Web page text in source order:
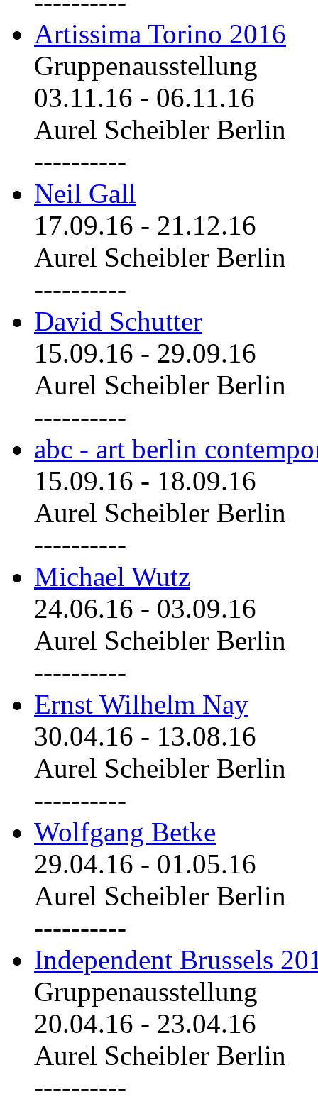
Artissima Torino 2016
Gruppenausstellung
03.11.16 - 06.11.16
Aurel Scheibler Berlin
----------
Neil Gall
17.09.16 - 21.12.16
Aurel Scheibler Berlin
----------
David Schutter
15.09.16 - 29.09.16
Aurel Scheibler Berlin
----------
abc - art berlin
15.09.16 - 18.09.16
Aurel Scheibler Berlin
----------
Michael Wutz
24.06.16 - 03.09.16
Aurel Scheibler Berlin
----------
Ernst Wilhelm Nay
30.04.16 - 13.08.16
Aurel Scheibler Berlin
----------
Wolfgang Betke
29.04.16 - 01.05.16
Aurel Scheibler Berlin
----------
Independent Brussels
Gruppenausstellung
20.04.16 - 23.04.16
Aurel Scheibler Berlin
----------